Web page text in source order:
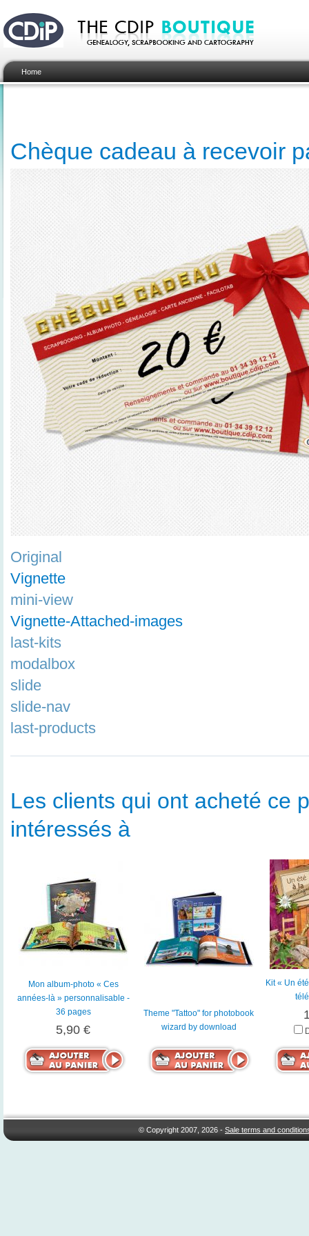
Home
Chèque cadeau à recevoir
Original
Vignette
mini-view
Vignette-Attached-images
last-kits
modalbox
slide
slide-nav
last-products
Les clients qui ont acheté ce
intéressés à
Mon album-photo « Ces
années-là » personnalisable -
36 pages
5,90 €
Theme "Tattoo" for photobook
wizard by download
Kit « Un
© Copyright 2007, 2026 -Sale terms and